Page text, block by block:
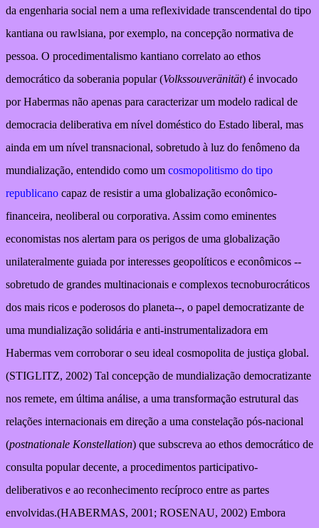
da engenharia social nem a uma reflexividade transcendental do tipo
kantiana ou rawlsiana, por exemplo, na concepção normativa de
pessoa. O procedimentalismo kantiano correlato ao ethos
democrático da soberania popular (Volkssouveränität) é invocado
por Habermas não apenas para caracterizar um modelo radical de
democracia deliberativa em nível doméstico do Estado liberal, mas
ainda em um nível transnacional, sobretudo à luz do fenômeno da
mundialização, entendido como um cosmopolitismo do tipo
republicano capaz de resistir a uma globalização econômico-
financeira, neoliberal ou corporativa. Assim como eminentes
economistas nos alertam para os perigos de uma globalização
unilateralmente guiada por interesses geopolíticos e econômicos --
sobretudo de grandes multinacionais e complexos tecnoburocráticos
dos mais ricos e poderosos do planeta--, o papel democratizante de
uma mundialização solidária e anti-instrumentalizadora em
Habermas vem corroborar o seu ideal cosmopolita de justiça global.
(STIGLITZ, 2002) Tal concepção de mundialização democratizante
nos remete, em última análise, a uma transformação estrutural das
relações internacionais em direção a uma constelação pós-nacional
(postnationale Konstellation) que subscreva ao ethos democrático de
consulta popular decente, a procedimentos participativo-
deliberativos e ao reconhecimento recíproco entre as partes
envolvidas.(HABERMAS, 2001; ROSENAU, 2002) Embora